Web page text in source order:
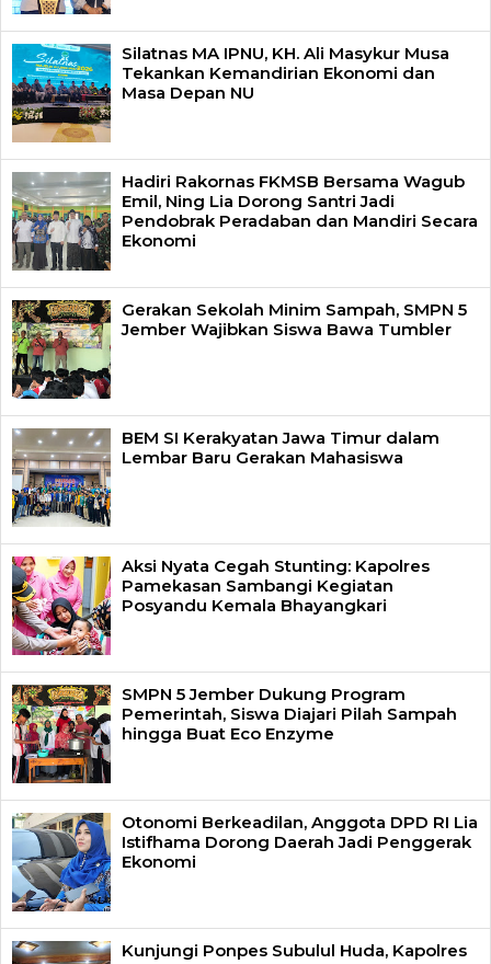
Silatnas MA IPNU, KH. Ali Masykur Musa
Tekankan Kemandirian Ekonomi dan
Masa Depan NU
Hadiri Rakornas FKMSB Bersama Wagub
Emil, Ning Lia Dorong Santri Jadi
Pendobrak Peradaban dan Mandiri Secara
Ekonomi
Gerakan Sekolah Minim Sampah, SMPN 5
Jember Wajibkan Siswa Bawa Tumbler
BEM SI Kerakyatan Jawa Timur dalam
Lembar Baru Gerakan Mahasiswa
Aksi Nyata Cegah Stunting: Kapolres
Pamekasan Sambangi Kegiatan
Posyandu Kemala Bhayangkari
SMPN 5 Jember Dukung Program
Pemerintah, Siswa Diajari Pilah Sampah
hingga Buat Eco Enzyme
Otonomi Berkeadilan, Anggota DPD RI Lia
Istifhama Dorong Daerah Jadi Penggerak
Ekonomi
Kunjungi Ponpes Subulul Huda, Kapolres